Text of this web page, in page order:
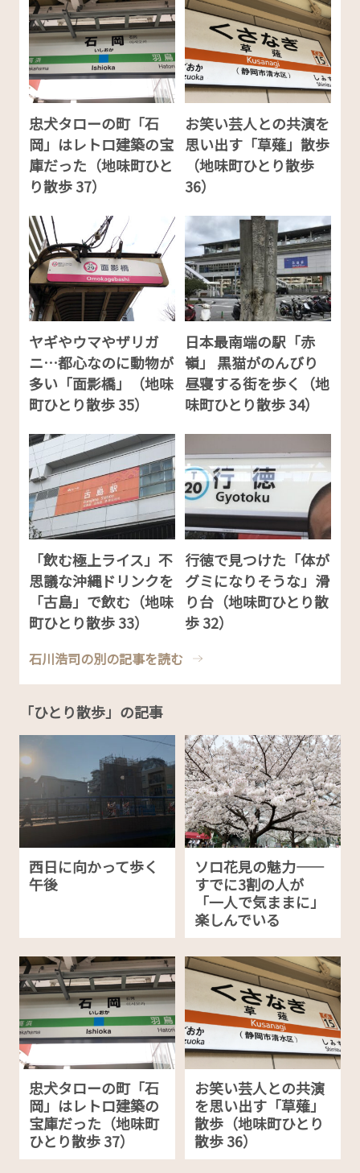
忠犬タローの町「石
岡」はレトロ建築の宝
庫だった（地味町ひと
り散歩 37）
お笑い芸人との共演を
思い出す「草薙」散歩
（地味町ひとり散歩
36）
ヤギやウマやザリガ
ニ…都心なのに動物が
多い「面影橋」（地味
町ひとり散歩 35）
日本最南端の駅「赤
嶺」 黒猫がのんびり
昼寝する街を歩く（地
味町ひとり散歩 34）
「飲む極上ライス」不
思議な沖縄ドリンクを
「古島」で飲む（地味
町ひとり散歩 33）
行徳で見つけた「体が
グミになりそうな」滑
り台（地味町ひとり散
歩 32）
石川浩司の別の記事を読む
「ひとり散歩」の記事
西日に向かって歩く
午後
ソロ花見の魅力——
すでに3割の人が
「一人で気ままに」
楽しんでいる
忠犬タローの町「石
岡」はレトロ建築の
宝庫だった（地味町
ひとり散歩 37）
お笑い芸人との共演
を思い出す「草薙」
散歩（地味町ひとり
散歩 36）